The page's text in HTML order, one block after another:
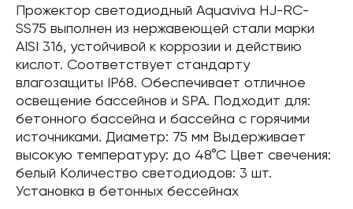
Прожектор светодиодный Aquaviva HJ-RC-
SS75 выполнен из нержавеющей стали марки
AISI 316, устойчивой к коррозии и действию
кислот. Соответствует стандарту
влагозащиты IP68. Обеспечивает отличное
освещение бассейнов и SPA. Подходит для:
бетонного бассейна и бассейна с горячими
источниками. Диаметр: 75 мм Выдерживает
высокую температуру: до 48°С Цвет свечения:
белый Количество светодиодов: 3 шт.
Установка в бетонных бессейнах